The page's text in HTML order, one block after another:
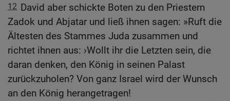
12 David aber schickte Boten zu den Priestern
Zadok und Abjatar und ließ ihnen sagen: »Ruft die
Ältesten des Stammes Juda zusammen und
richtet ihnen aus: ›Wollt ihr die Letzten sein, die
daran denken, den König in seinen Palast
zurückzuholen? Von ganz Israel wird der Wunsch
an den König herangetragen!